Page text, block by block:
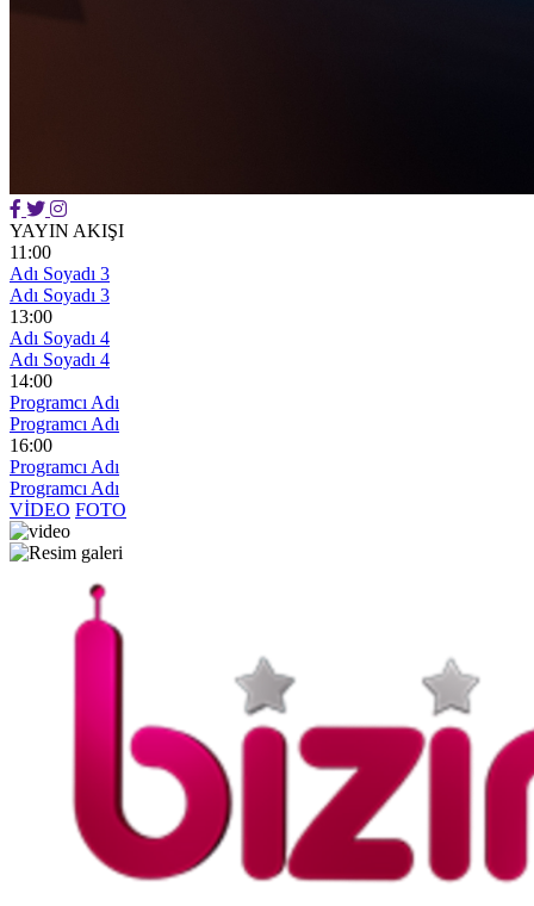
YAYIN AKIŞI
11:00
Adı Soyadı 3
Adı Soyadı 3
13:00
Adı Soyadı 4
Adı Soyadı 4
14:00
Programcı Adı
Programcı Adı
16:00
Programcı Adı
Programcı Adı
VİDEO FOTO